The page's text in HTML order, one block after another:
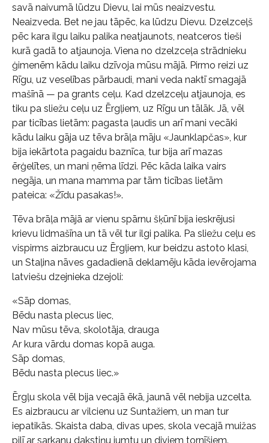
savā naivumā lūdzu Dievu, lai mūs neaizvestu.
Neaizveda. Bet ne jau tāpēc, ka lūdzu Dievu. Dzelzceļš
pēc kara ilgu laiku palika neatjaunots, neatceros tieši
kurā gadā to atjaunoja. Viena no dzelzceļa strādnieku
ģimenēm kādu laiku dzīvoja mūsu mājā. Pirmo reizi uz
Rīgu, uz veselības pārbaudi, mani veda naktī smagajā
mašīnā — pa grants ceļu. Kad dzelzceļu atjaunoja, es
tiku pa sliežu ceļu uz Ērgļiem, uz Rīgu un tālāk. Jā, vēl
par ticības lietām: pagasta ļaudis un arī mani vecāki
kādu laiku gāja uz tēva brāļa māju «Jaunklapčas», kur
bija iekārtota pagaidu baznīca, tur bija arī mazas
ērģelītes, un mani ņēma līdzi. Pēc kāda laika vairs
negāja, un mana mamma par tām ticības lietām
pateica: «Žīdu pasakas!».
Tēva brāļa mājā ar vienu spārnu šķūnī bija ieskrējusi
krievu lidmašīna un tā vēl tur ilgi palika. Pa sliežu ceļu es
vispirms aizbraucu uz Ērgļiem, kur beidzu astoto klasi,
un Staļina nāves gadadienā deklamēju kāda ievērojama
latviešu dzejnieka dzejoli:
«Sāp domas,
Bēdu nasta plecus liec,
Nav mūsu tēva, skolotāja, drauga
Ar kura vārdu domas kopā auga.
Sāp domas,
Bēdu nasta plecus liec.»
Ērgļu skola vēl bija vecajā ēkā, jaunā vēl nebija uzcelta.
Es aizbraucu ar vilcienu uz Suntažiem, un man tur
iepatikās. Skaista daba, divas upes, skola vecajā muižas
pilī ar sarkanu dakstiņu jumtu un diviem tornīšiem.